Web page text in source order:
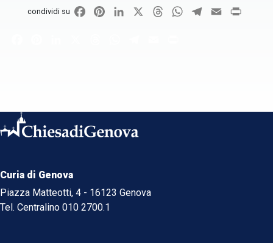
condividi su FacebookPinterestLinkedIn ThreadsWhatsApp
Telegram
Email
Curia di Genova
Piazza Matteotti, 4 - 16123 Genova
Tel. Centralino 010 2700.1